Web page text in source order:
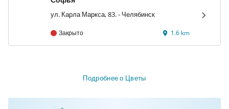
ул. Карла Маркса, 83. - Челябинск
Закрыто 1.6 km
Подробнее о Цветы